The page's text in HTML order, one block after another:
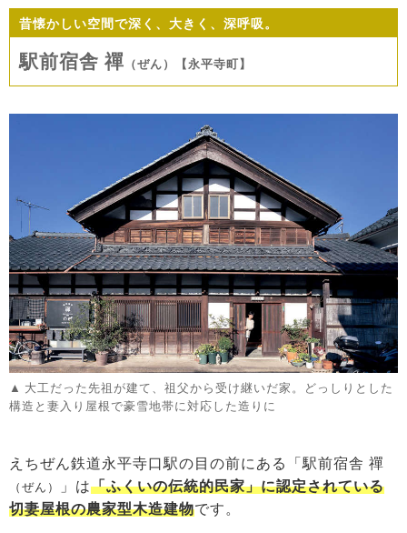
昔懐かしい空間で深く、大きく、深呼吸。
駅前宿舎 禪 （ぜん）【永平寺町】
大工だった先祖が建て、祖父から受け継いだ家。どっしりとした
構造と妻入り屋根で豪雪地帯に対応した造りに
えちぜん鉄道永平寺口駅の目の前にある「駅前宿舎 禪
（ぜん） 」は「ふくいの伝統的民家」に認定されている
切妻屋根の農家型木造建物です。